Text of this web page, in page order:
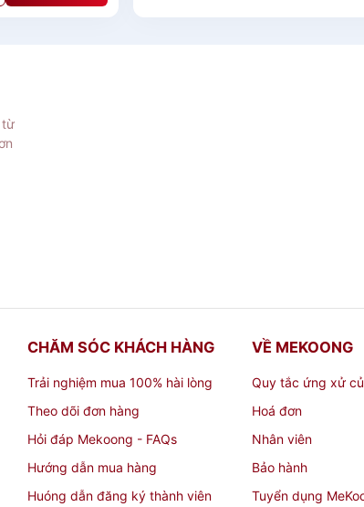
từ
CHĂM SÓC KHÁCH HÀNG
Trải nghiệm mua 100% hài lòng
Theo dõi đơn hàng
Hỏi đáp Mekoong - FAQs
Hướng dẫn mua hàng
Huóng dẫn đăng ký thành viên
VỀ MEKOONG
Quy tắc ứng xử
Hoá đơn
Nhân viên
Bảo hành
Tuyển dụng